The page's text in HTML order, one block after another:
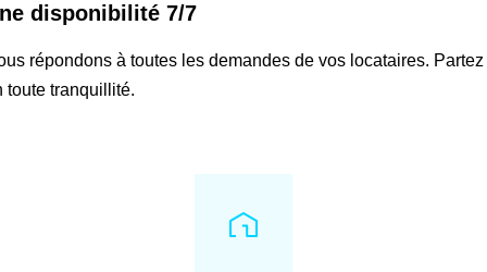
disponibilité 7/7
répondons à toutes les demandes de vos locataires. Partez
toute tranquillité.